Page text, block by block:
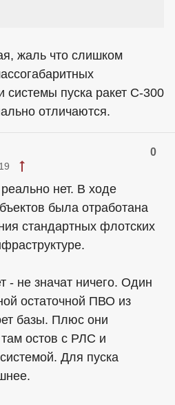
жаль что слишком
системы пуска ракет С-300
отличаются.
0
нет. В ходе
была отработана
стандартных флотских
- не значат ничего. Один
остаточной ПВО из
базы. Плюс они
остов с РЛС и
Для пуска